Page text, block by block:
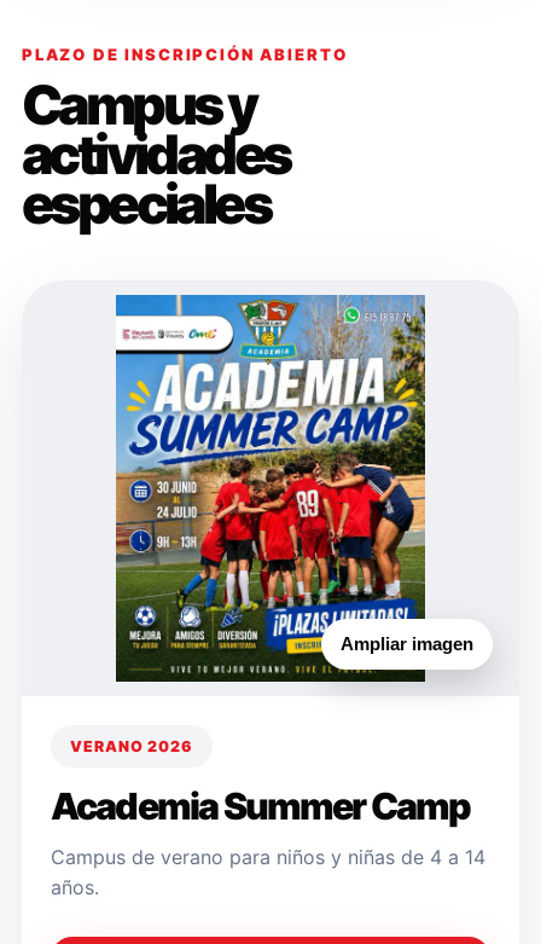
PLAZO DE INSCRIPCIÓN ABIERTO
Campus y
actividades
especiales
Ampliar imagen
VERANO 2026
Academia Summer Camp
Campus de verano para niños y niñas de 4 a 14
años.